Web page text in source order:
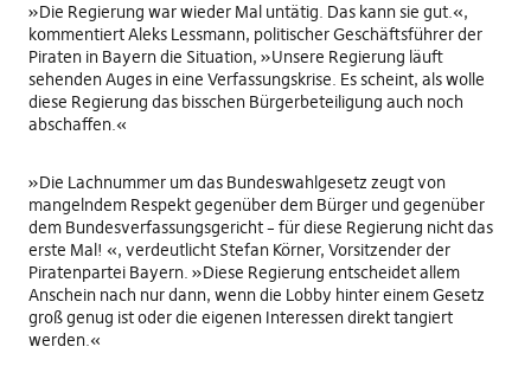
»Die Regierung war wieder Mal untätig. Das kann sie gut.«,
kommentiert Aleks Lessmann, politischer Geschäftsführer der
Piraten in Bayern die Situation, »Unsere Regierung läuft
sehenden Auges in eine Verfassungskrise. Es scheint, als wolle
diese Regierung das bisschen Bürgerbeteiligung auch noch
abschaffen.«
»Die Lachnummer um das Bundeswahlgesetz zeugt von
mangelndem Respekt gegenüber dem Bürger und gegenüber
dem Bundesverfassungsgericht – für diese Regierung nicht das
erste Mal! «, verdeutlicht Stefan Körner, Vorsitzender der
Piratenpartei Bayern. »Diese Regierung entscheidet allem
Anschein nach nur dann, wenn die Lobby hinter einem Gesetz
groß genug ist oder die eigenen Interessen direkt tangiert
werden.«